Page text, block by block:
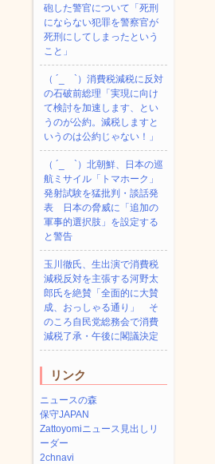
砲した警官について「死刑
にならない犯罪を警察官が
死刑にしてしまったという
こと」
（ ´_ゝ`）消費税減税に反対
の石破前総理「実現に向け
て検討を加速します、とい
うのが公約。減税しますと
いうのは公約じゃない！」
（ ´_ゝ`）北朝鮮、日本の巡
航ミサイル「‌トマホーク」
発射試験を猛批判・談話発
表 日本の脅威に「追加の
軍事的選択肢」を設定する
と警告
玉川徹氏、生出演で消費税
減税反対を主張する河野太
郎氏を絶賛「全面的に大賛
成、おっしゃる通り」 そ
のころ自民党総務会で消費
減税了承・午後に閣議決定
リンク
ニュースの森
保守JAPAN
Zattoyomiニュース見出しリ
ーダー
2chnavi